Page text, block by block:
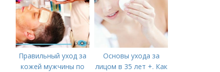
Правильный уход за
кожей мужчины по
Основы ухода за
лицом в 35 лет +. Как